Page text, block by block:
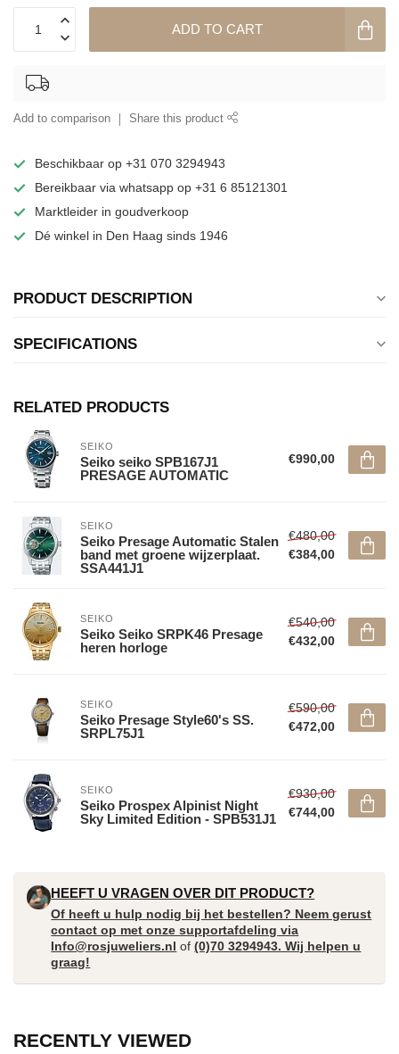
ADD TO CART
Add to comparison Share this product
Beschikbaar op +31 070 3294943
Bereikbaar via whatsapp op +31 6 85121301
Marktleider in goudverkoop
Dé winkel in Den Haag sinds 1946
PRODUCT DESCRIPTION
SPECIFICATIONS
RELATED PRODUCTS
SEIKO
Seiko seiko SPB167J1
PRESAGE AUTOMATIC
€990,00
SEIKO
Seiko Presage Automatic Stalen
band met groene wijzerplaat.
SSA441J1
€480,00
€384,00
SEIKO
Seiko Seiko SRPK46 Presage
heren horloge
€540,00
€432,00
SEIKO
Seiko Presage Style60's SS.
SRPL75J1
€590,00
€472,00
SEIKO
Seiko Prospex Alpinist Night
Sky Limited Edition - SPB531J1
€930,00
€744,00
HEEFT U VRAGEN OVER DIT PRODUCT?
Of heeft u hulp nodig bij het bestellen? Neem gerust
contact op met onze supportafdeling via
Info@rosjuweliers.nl of(0)70 3294943. Wij helpen u
graag!
RECENTLY VIEWED